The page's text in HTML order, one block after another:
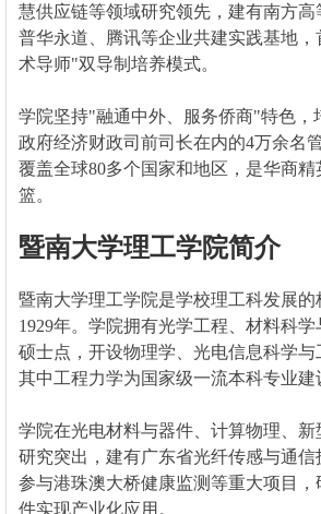
慧供应链等领域研究领先，建有南方
普华永道、腾讯等企业共建实践基地
术导师"双导制培养模式。
学院坚持"融通中外、服务侨商"特色，
政府经济财政司前司长在内的4万余名
覆盖全球80多个国家和地区，是华商
篮。
暨南大学理工学院简介
暨南大学理工学院是学校理工科发展
1929年。学院拥有光学工程、材料科
硕士点，开设物理学、光电信息科学与
其中工程力学为国家级一流本科专业建
学院在光电材料与器件、计算物理、
研究突出，建有广东省光纤传感与通信
参与港珠澳大桥健康监测等重大项目，
件实现产业化应用。